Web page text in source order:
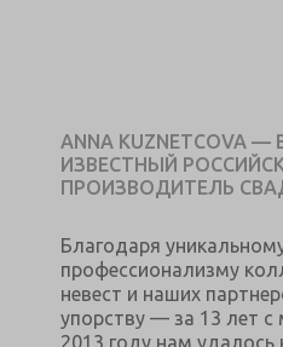
ANNA KUZNETCOVA
ИЗВЕСТНЫЙ
ПРОИЗВОДИТЕЛЬ
Благодаря
профессионализму
невест и наших
упорству — за 13 лет
2013 году нам удалось